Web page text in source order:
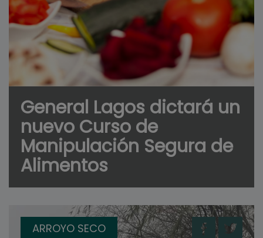
General Lagos dictará un
nuevo Curso de
Manipulación Segura de
Alimentos
ARROYO SECO